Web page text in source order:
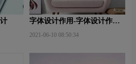
字体设计作用-字体设计作用
2021-06-10 08:50:34